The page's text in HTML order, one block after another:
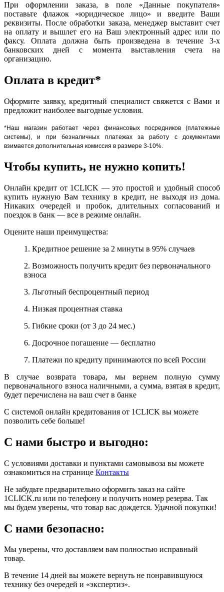
При оформлении заказа, в поле «Данные покупателя»
поставьте флажок «юридическое лицо» и введите Ваши
реквизиты. После обработки заказа, менеджер выставит счет
на оплату и вышлет его на Ваш электронный адрес или по
факсу. Оплата должна быть произведена в течение 3-х
банковских дней с момента выставления счета на
организацию.
Оплата в кредит*
Оформите заявку, кредитный специалист свяжется с Вами и
предложит наиболее выгодные условия.
*Наш магазин работает через финансовых посредников (платежные
системы), и при безналичных платежах за работу с документами
взимается дополнительная комиссия в размере 3-10%.
Чтобы купить, не нужно копить!
Онлайн кредит от 1CLICK — это простой и удобный способ
купить нужную Вам технику в кредит, не выходя из дома.
Никаких очередей и пробок, длительных согласований и
поездок в банк — все в режиме онлайн.
Оцените наши преимущества:
1. Кредитное решение за 2 минуты в 95% случаев
2. Возможность получить кредит без первоначального
взноса
3. Льготный беспроцентный период
4. Низкая процентная ставка
5. Гибкие сроки (от 3 до 24 мес.)
6. Досрочное погашение — бесплатно
7. Платежи по кредиту принимаются по всей России
В случае возврата товара, мы вернем полную сумму
первоначального взноса наличными, а сумма, взятая в кредит,
будет перечислена на ваш счет в банке
С системой онлайн кредитования от 1CLICK вы можете
позволить себе больше!
С нами быстро и выгодно:
С условиями доставки и пунктами самовывоза вы можете
ознакомиться на странице Контакты
Не забудьте предварительно оформить заказ на сайте
1CLICK.ru или по телефону и получить номер резерва. Так
мы будем уверены, что товар вас дождется. Удачной покупки!
С нами безопасно:
Мы уверены, что доставляем вам полностью исправный
товар.
В течение 14 дней вы можете вернуть не понравившуюся
технику без очередей и «экспертиз».